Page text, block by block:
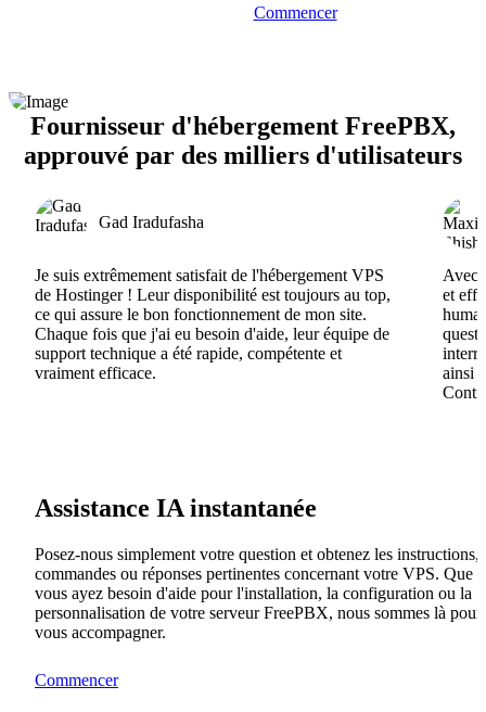
Commencer
Fournisseur d'hébergement FreePBX,
approuvé par des milliers d'utilisateurs
Gad Iradufasha
Je suis extrêmement satisfait de l'hébergement VPS
de Hostinger ! Leur disponibilité est toujours au top,
ce qui assure le bon fonctionnement de mon site.
Chaque fois que j'ai eu besoin d'aide, leur équipe de
support technique a été rapide, compétente et
vraiment efficace.
Avec
et
ainsi
Assistance IA instantanée
Posez-nous simplement votre question et obtenez les instructions,
commandes ou réponses pertinentes concernant votre VPS. Que
vous ayez besoin d'aide pour l'installation, la configuration ou la
personnalisation de votre serveur FreePBX, nous sommes là pour
vous accompagner.
Commencer